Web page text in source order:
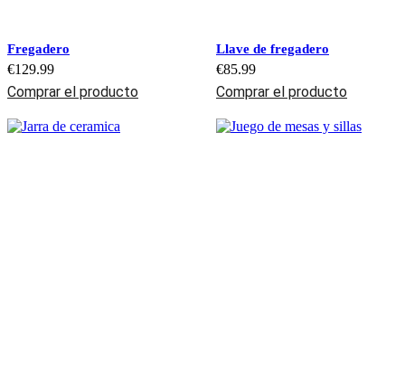
Fregadero
€129.99
Comprar el producto
Llave de fregadero
€85.99
Comprar el producto